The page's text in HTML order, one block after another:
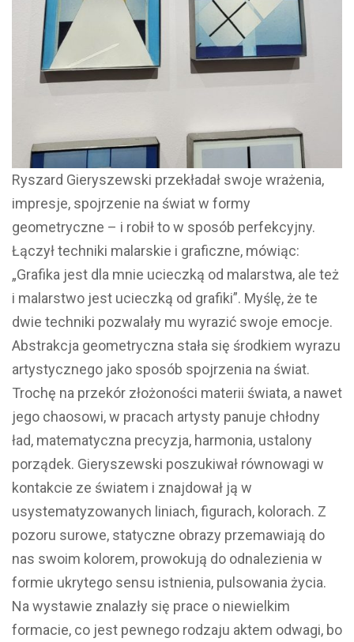
Ryszard Gieryszewski przekładał swoje wrażenia,
impresje, spojrzenie na świat w formy
geometryczne – i robił to w sposób perfekcyjny.
Łączył techniki malarskie i graficzne, mówiąc:
„Grafika jest dla mnie ucieczką od malarstwa, ale też
i malarstwo jest ucieczką od grafiki”. Myślę, że te
dwie techniki pozwalały mu wyrazić swoje emocje.
Abstrakcja geometryczna stała się środkiem wyrazu
artystycznego jako sposób spojrzenia na świat.
Trochę na przekór złożoności materii świata, a nawet
jego chaosowi, w pracach artysty panuje chłodny
ład, matematyczna precyzja, harmonia, ustalony
porządek. Gieryszewski poszukiwał równowagi w
kontakcie ze światem i znajdował ją w
usystematyzowanych liniach, figurach, kolorach. Z
pozoru surowe, statyczne obrazy przemawiają do
nas swoim kolorem, prowokują do odnalezienia w
formie ukrytego sensu istnienia, pulsowania życia.
Na wystawie znalazły się prace o niewielkim
formacie, co jest pewnego rodzaju aktem odwagi, bo